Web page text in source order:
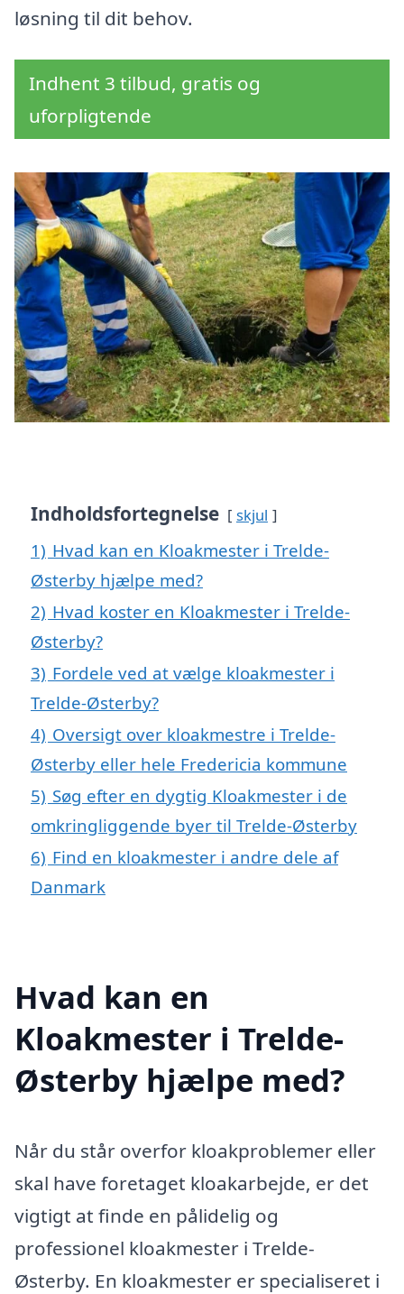
løsning til dit behov.
Indhent 3 tilbud, gratis og
uforpligtende
Indholdsfortegnelse skjul
1) Hvad kan en Kloakmester i Trelde-
Østerby hjælpe med?
2) Hvad koster en Kloakmester i Trelde-
Østerby?
3) Fordele ved at vælge kloakmester i
Trelde-Østerby?
4) Oversigt over kloakmestre i Trelde-
Østerby eller hele Fredericia kommune
5) Søg efter en dygtig Kloakmester i de
omkringliggende byer til Trelde-Østerby
6) Find en kloakmester i andre dele af
Danmark
Hvad kan en
Kloakmester i Trelde-
Østerby hjælpe med?
Når du står overfor kloakproblemer eller
skal have foretaget kloakarbejde, er det
vigtigt at finde en pålidelig og
professionel kloakmester i Trelde-
Østerby. En kloakmester er specialiseret i